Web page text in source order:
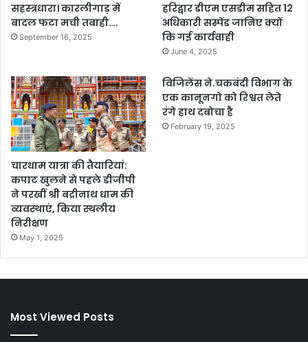
सहस्त्रधारा। कारलीगाड़ में
बादल फटा मची तबाही….
September 16, 2025
हरिद्वार डीएम एसडीम सहित 12
अधिकारी सस्पेंड जानिए क्यों
कि गई कार्यवाही
June 4, 2025
चारधाम यात्रा की तैयारियां:
कपाट खुलने से पहले डीजीपी
ने परखीं श्री बद्रीनाथ धाम की
व्यवस्थाएं, किया स्थलीय
निरीक्षण
May 1, 2025
विजिलेंस ने.चकबंदी विभाग के
एक कानूनगो को रिश्वत लेते
रंगे हाथ दबोचा है
February 19, 2025
Most Viewed Posts